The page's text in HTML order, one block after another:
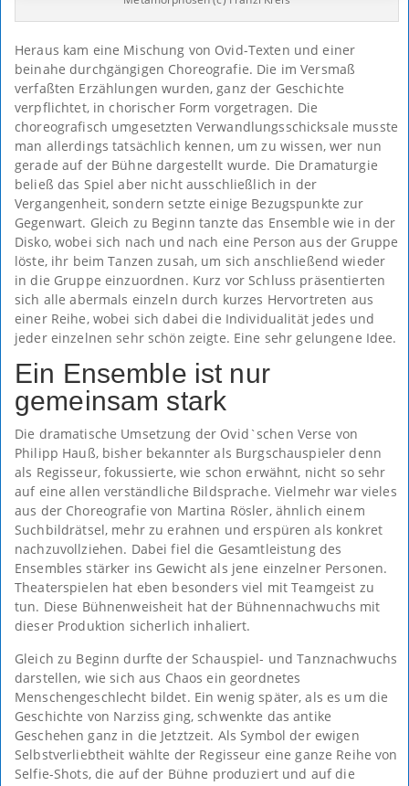
Heraus kam eine Mischung von Ovid-Texten und einer
beinahe durchgängigen Choreografie. Die im Versmaß
verfaßten Erzählungen wurden, ganz der Geschichte
verpflichtet, in chorischer Form vorgetragen. Die
choreografisch umgesetzten Verwandlungsschicksale musste
man allerdings tatsächlich kennen, um zu wissen, wer nun
gerade auf der Bühne dargestellt wurde. Die Dramaturgie
beließ das Spiel aber nicht ausschließlich in der
Vergangenheit, sondern setzte einige Bezugspunkte zur
Gegenwart. Gleich zu Beginn tanzte das Ensemble wie in der
Disko, wobei sich nach und nach eine Person aus der Gruppe
löste, ihr beim Tanzen zusah, um sich anschließend wieder
in die Gruppe einzuordnen. Kurz vor Schluss präsentierten
sich alle abermals einzeln durch kurzes Hervortreten aus
einer Reihe, wobei sich dabei die Individualität jedes und
jeder einzelnen sehr schön zeigte. Eine sehr gelungene Idee.
Ein Ensemble ist nur
gemeinsam stark
Die dramatische Umsetzung der Ovid`schen Verse von
Philipp Hauß, bisher bekannter als Burgschauspieler denn
als Regisseur, fokussierte, wie schon erwähnt, nicht so sehr
auf eine allen verständliche Bildsprache. Vielmehr war vieles
aus der Choreografie von Martina Rösler, ähnlich einem
Suchbildrätsel, mehr zu erahnen und erspüren als konkret
nachzuvollziehen. Dabei fiel die Gesamtleistung des
Ensembles stärker ins Gewicht als jene einzelner Personen.
Theaterspielen hat eben besonders viel mit Teamgeist zu
tun. Diese Bühnenweisheit hat der Bühnennachwuchs mit
dieser Produktion sicherlich inhaliert.
Gleich zu Beginn durfte der Schauspiel- und Tanznachwuchs
darstellen, wie sich aus Chaos ein geordnetes
Menschengeschlecht bildet. Ein wenig später, als es um die
Geschichte von Narziss ging, schwenkte das antike
Geschehen ganz in die Jetztzeit. Als Symbol der ewigen
Selbstverliebtheit wählte der Regisseur eine ganze Reihe von
Selfie-Shots, die auf der Bühne produziert und auf die